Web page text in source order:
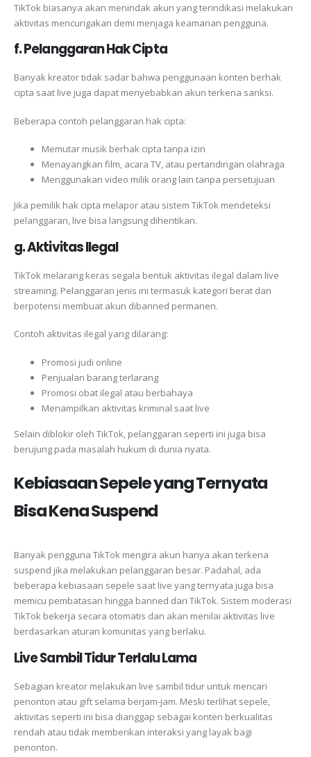
TikTok biasanya akan menindak akun yang terindikasi melakukan
aktivitas mencurigakan demi menjaga keamanan pengguna.
f. Pelanggaran Hak Cipta
Banyak kreator tidak sadar bahwa penggunaan konten berhak
cipta saat live juga dapat menyebabkan akun terkena sanksi.
Beberapa contoh pelanggaran hak cipta:
Memutar musik berhak cipta tanpa izin
Menayangkan film, acara TV, atau pertandingan olahraga
Menggunakan video milik orang lain tanpa persetujuan
Jika pemilik hak cipta melapor atau sistem TikTok mendeteksi
pelanggaran, live bisa langsung dihentikan.
g. Aktivitas Ilegal
TikTok melarang keras segala bentuk aktivitas ilegal dalam live
streaming. Pelanggaran jenis ini termasuk kategori berat dan
berpotensi membuat akun dibanned permanen.
Contoh aktivitas ilegal yang dilarang:
Promosi judi online
Penjualan barang terlarang
Promosi obat ilegal atau berbahaya
Menampilkan aktivitas kriminal saat live
Selain diblokir oleh TikTok, pelanggaran seperti ini juga bisa
berujung pada masalah hukum di dunia nyata.
Kebiasaan Sepele yang Ternyata
Bisa Kena Suspend
Banyak pengguna TikTok mengira akun hanya akan terkena
suspend jika melakukan pelanggaran besar. Padahal, ada
beberapa kebiasaan sepele saat live yang ternyata juga bisa
memicu pembatasan hingga banned dari TikTok. Sistem moderasi
TikTok bekerja secara otomatis dan akan menilai aktivitas live
berdasarkan aturan komunitas yang berlaku.
Live Sambil Tidur Terlalu Lama
Sebagian kreator melakukan live sambil tidur untuk mencari
penonton atau gift selama berjam-jam. Meski terlihat sepele,
aktivitas seperti ini bisa dianggap sebagai konten berkualitas
rendah atau tidak memberikan interaksi yang layak bagi
penonton.